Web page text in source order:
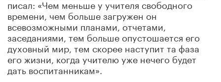
писал: «Чем меньше у учителя свободного
времени, чем больше загружен он
всевозможными планами, отчетами,
заседаниями, тем больше опустошается его
духовный мир , тем скорее наступит та фаза
его жизни, когда учителю уже нечего будет
дать воспитанникам».